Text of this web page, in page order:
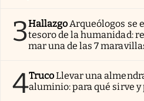
3Hallazgo Arqueólogos se
tesoro de la humanidad:
mar una de las 7
4TrucoLlevar una
aluminio: para qué sirve